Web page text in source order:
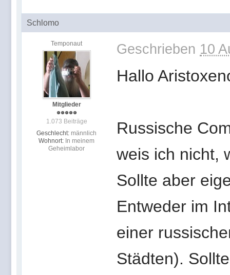
Schlomo
Temponaut
Mitglieder
1.073 Beiträge
Geschlecht: männlich
Wohnort: In meinem
Geheimlabor
Geschrieben 10
Hallo
Russische
weis ich nicht,
Sollte aber
Entweder im
einer
Städten).